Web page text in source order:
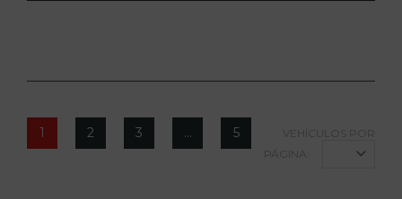
1 2 3 … 5
VEHÍCULOS POR
PÁGINA: